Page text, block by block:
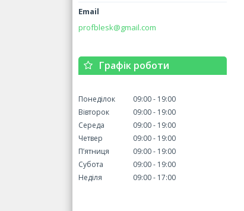
profblesk@gmail.com
Графік роботи
Понеділок 09:00
19:00
Вівторок
09:00
19:00
Середа
09:00
19:00
Четвер
09:00
19:00
Пʼятниця
09:00
19:00
Субота
09:00
19:00
Неділя
09:00 17:00